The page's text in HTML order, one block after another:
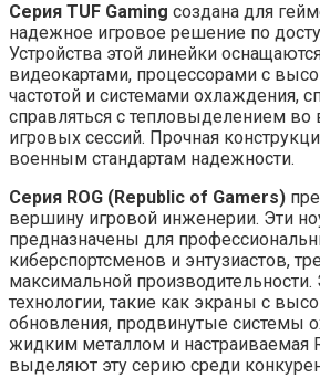
Серия TUF Gaming создана для
надежное игровое решение по
Устройства этой линейки
видеокартами, процессорами с
частотой и системами охлаждения,
справляться с тепловыделением
игровых сессий. Прочная
военным стандартам надежности.
Серия ROG (Republic of Gamers)
вершину игровой инженерии. Эти
предназначены для
киберспортсменов и энтузиастов,
максимальной
технологии, такие как экраны с
обновления, продвинутые системы
жидким металлом и настраиваемая
выделяют эту серию среди